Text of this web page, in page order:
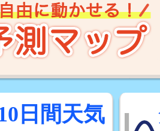
日間天気